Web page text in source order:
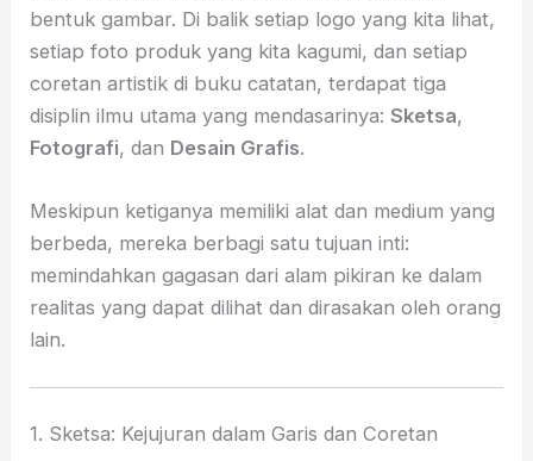
bentuk gambar. Di balik setiap logo yang kita lihat,
setiap foto produk yang kita kagumi, dan setiap
coretan artistik di buku catatan, terdapat tiga
disiplin ilmu utama yang mendasarinya:Sketsa,
Fotografi, dan Desain Grafis.
Meskipun ketiganya memiliki alat dan medium yang
berbeda, mereka berbagi satu tujuan inti:
memindahkan gagasan dari alam pikiran ke dalam
realitas yang dapat dilihat dan dirasakan oleh orang
lain.
1. Sketsa: Kejujuran dalam Garis dan Coretan